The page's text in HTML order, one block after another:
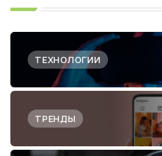
ТЕХНОЛОГИИ
ТРЕНДЫ